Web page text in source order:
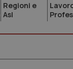
Regioni e
Asl